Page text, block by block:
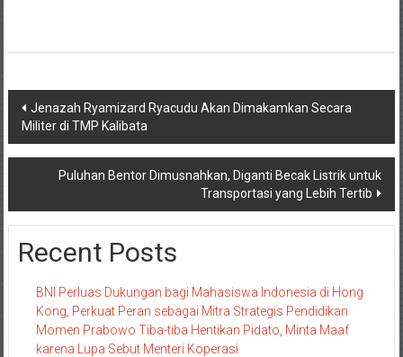
Navigasi
pos
Jenazah Ryamizard Ryacudu Akan Dimakamkan Secara
Militer di TMP Kalibata
Puluhan Bentor Dimusnahkan, Diganti Becak Listrik untuk
Transportasi yang Lebih Tertib
Recent Posts
BNI Perluas Dukungan bagi Mahasiswa Indonesia di Hong
Kong, Perkuat Peran sebagai Mitra Strategis Pendidikan
Momen Prabowo Tiba-tiba Hentikan Pidato, Minta Maaf
karena Lupa Sebut Menteri Koperasi